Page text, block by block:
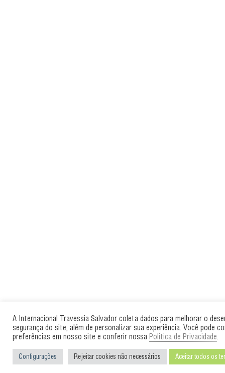
A Internacional Travessia Salvador coleta dados para melhorar o
segurança do site, além de personalizar sua experiência. Você pode
preferências em nosso site e conferir nossa Politica de Privacidade.
Configurações Rejeitar cookies não necessários Aceitar todos os